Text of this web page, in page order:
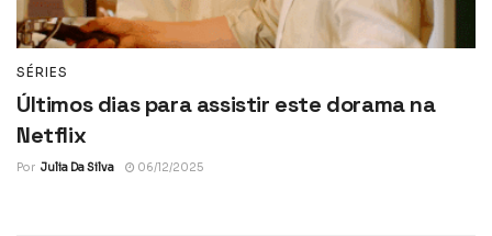
SÉRIES
Últimos dias para assistir este dorama na
Netflix
Por Julia Da Silva 06/12/2025